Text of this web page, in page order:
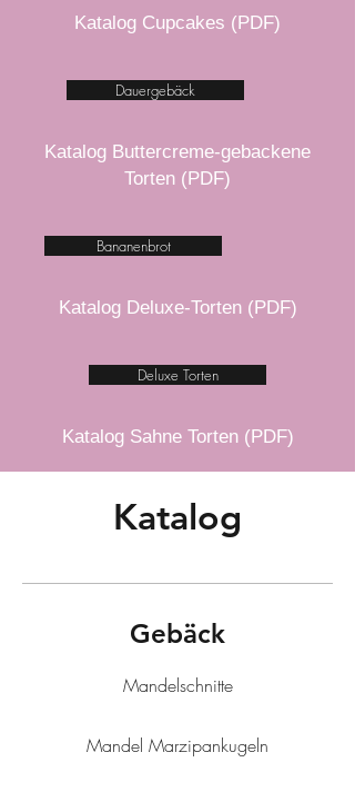
Katalog Cupcakes (PDF)
Dauergebäck
Katalog Buttercreme-gebackene
Torten (PDF)
Bananenbrot
Katalog Deluxe-Torten (PDF)
Deluxe Torten
Katalog Sahne Torten (PDF)
Katalog
Gebäck
Mandelschnitte
Mandel Marzipankugeln